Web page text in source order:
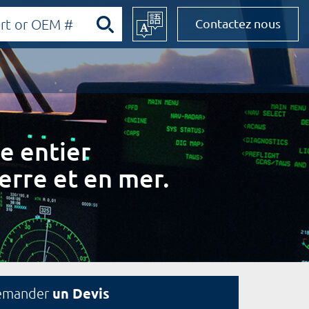
Contactez nous
entier
et en mer.
un Devis